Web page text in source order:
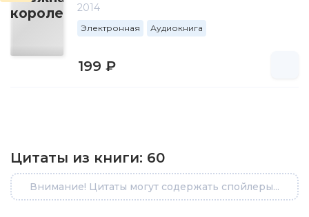
2014
Электронная Аудиокнига
199 ₽
Цитаты из книги: 60
Внимание! Цитаты могут содержать спойлеры...